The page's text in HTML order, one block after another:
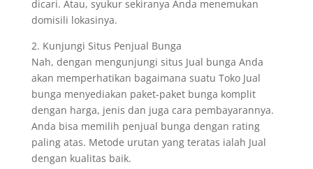
dicari. Atau, syukur sekiranya Anda menemukan
domisili lokasinya.
2. Kunjungi Situs Penjual Bunga
Nah, dengan mengunjungi situs Jual bunga Anda
akan memperhatikan bagaimana suatu Toko Jual
bunga menyediakan paket-paket bunga komplit
dengan harga, jenis dan juga cara pembayarannya.
Anda bisa memilih penjual bunga dengan rating
paling atas. Metode urutan yang teratas ialah Jual
dengan kualitas baik.